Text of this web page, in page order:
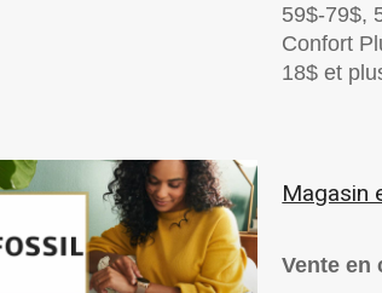
59$-79$,
Confort
18$ et
Magasin
Vente en